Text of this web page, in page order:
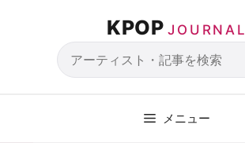
KPOP JOURNAL
サ
メニュー